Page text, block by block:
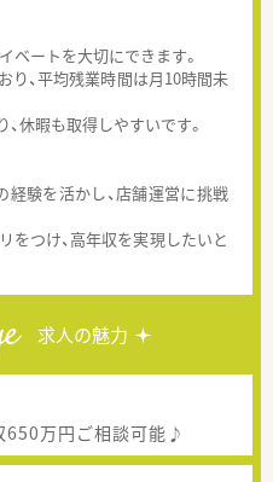
ベートを大切にできます。
、平均残業時間は月10時間未
休暇も取得しやすいです。
験を活かし、店舗運営に挑戦
つけ、高年収を実現したいと
求人の魅力
万円ご相談可能♪